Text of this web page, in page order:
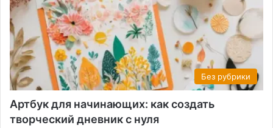
Без рубрики
Артбук для начинающих: как создать
творческий дневник с нуля